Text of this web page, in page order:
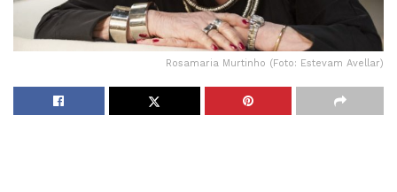
Rosamaria Murtinho (Foto: Estevam Avellar)